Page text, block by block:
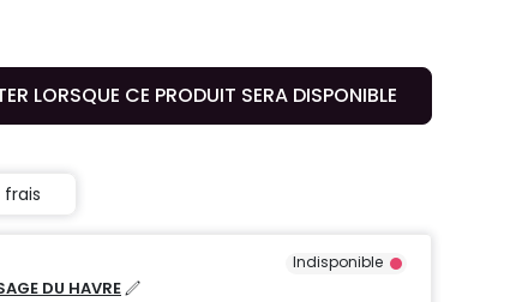
LORSQUE CE PRODUIT SERA DISPONIBLE
frais
Indisponible
DU HAVRE